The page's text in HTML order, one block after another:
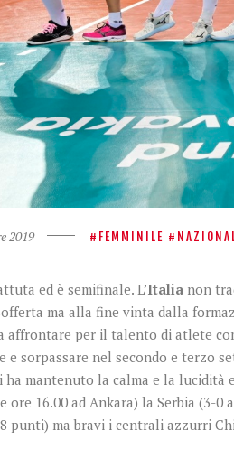
2019 FEMMINILE
ed è semifinale. L’Italia non
ma alla fine vinta dalla
affrontare per il talento di atlete
e sorpassare nel secondo e terzo
ha mantenuto la calma e la lucidità
ore 16.00 ad Ankara) la Serbia (3-
punti) ma bravi i centrali azzurri